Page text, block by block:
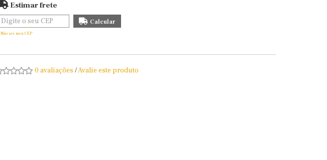
Estimar frete
Não sei meu CEP
0 avaliações /Avalie este produto